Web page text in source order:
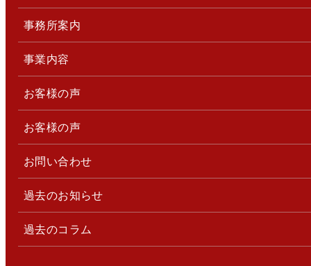
事務所案内
事業内容
お客様の声
お客様の声
お問い合わせ
過去のお知らせ
過去のコラム